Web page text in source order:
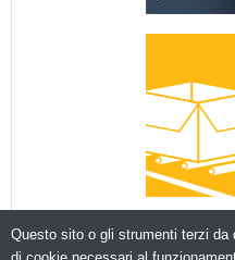
Questo sito o gli strumenti terzi